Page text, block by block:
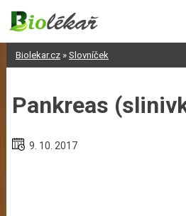
Skip
content
Biolekar.cz» Slovníček
Pankreas
9. 10. 2017